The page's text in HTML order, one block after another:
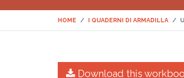
HOME I QUADERNI DI ARMADILLA
Download this